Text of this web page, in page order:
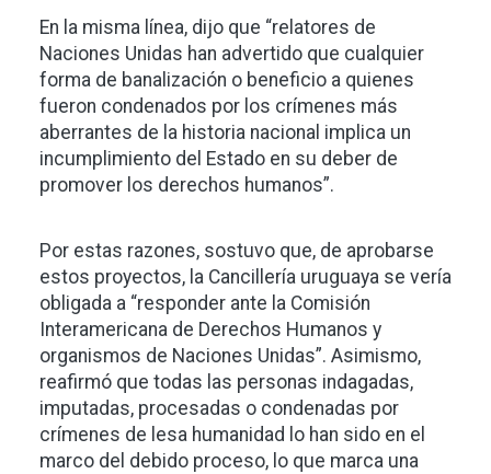
En la misma línea, dijo que “relatores de
Naciones Unidas han advertido que cualquier
forma de banalización o beneficio a quienes
fueron condenados por los crímenes más
aberrantes de la historia nacional implica un
incumplimiento del Estado en su deber de
promover los derechos humanos”.
Por estas razones, sostuvo que, de aprobarse
estos proyectos, la Cancillería uruguaya se vería
obligada a “responder ante la Comisión
Interamericana de Derechos Humanos y
organismos de Naciones Unidas”. Asimismo,
reafirmó que todas las personas indagadas,
imputadas, procesadas o condenadas por
crímenes de lesa humanidad lo han sido en el
marco del debido proceso, lo que marca una